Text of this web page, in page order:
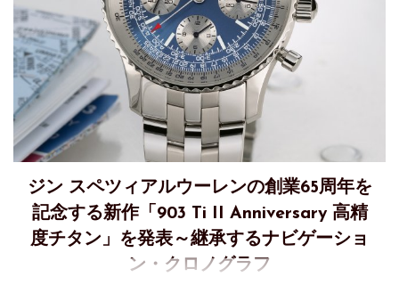
ジン スペツィアルウーレンの創業65周年を
記念する新作「903 Ti II Anniversary 高精
度チタン」を発表～継承するナビゲーショ
ン・クロノグラフ